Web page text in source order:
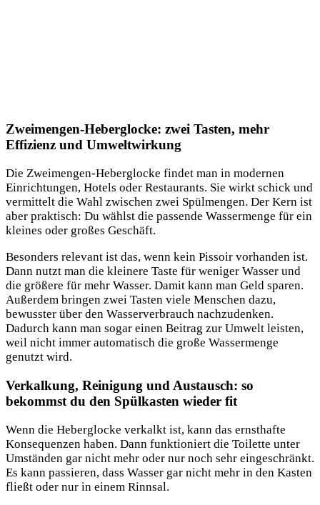
Zweimengen-Heberglocke: zwei Tasten, mehr
Effizienz und Umweltwirkung
Die Zweimengen-Heberglocke findet man in modernen
Einrichtungen, Hotels oder Restaurants. Sie wirkt schick und
vermittelt die Wahl zwischen zwei Spülmengen. Der Kern ist
aber praktisch: Du wählst die passende Wassermenge für ein
kleines oder großes Geschäft.
Besonders relevant ist das, wenn kein Pissoir vorhanden ist.
Dann nutzt man die kleinere Taste für weniger Wasser und
die größere für mehr Wasser. Damit kann man Geld sparen.
Außerdem bringen zwei Tasten viele Menschen dazu,
bewusster über den Wasserverbrauch nachzudenken.
Dadurch kann man sogar einen Beitrag zur Umwelt leisten,
weil nicht immer automatisch die große Wassermenge
genutzt wird.
Verkalkung, Reinigung und Austausch: so
bekommst du den Spülkasten wieder fit
Wenn die Heberglocke verkalkt ist, kann das ernsthafte
Konsequenzen haben. Dann funktioniert die Toilette unter
Umständen gar nicht mehr oder nur noch sehr eingeschränkt.
Es kann passieren, dass Wasser gar nicht mehr in den Kasten
fließt oder nur in einem Rinnsal.